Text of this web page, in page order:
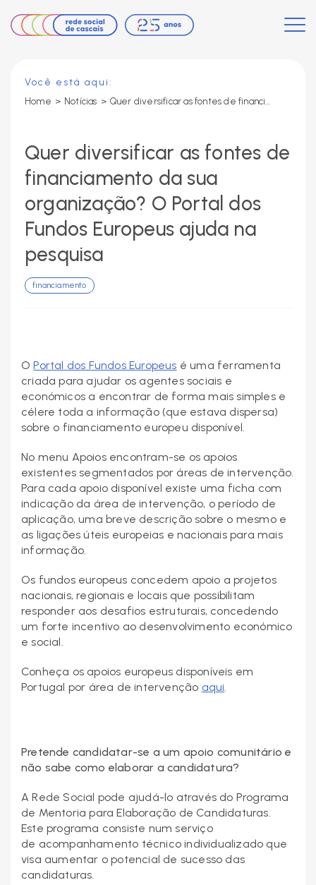
Você está aqui:
Home > Notícias > Quer diversificar as fontes de financiamento da sua organização? O Portal dos Fundos Europeus ajuda na pesquisa
Quer diversificar as fontes de
financiamento da sua
organização? O Portal dos
Fundos Europeus ajuda na
pesquisa
financiamento
OPortal dos Fundos Europeus é uma ferramenta
criada para ajudar os agentes sociais e
económicos a encontrar de forma mais simples e
célere toda a informação (que estava dispersa)
sobre o financiamento europeu disponível.
No menu Apoios encontram-se os apoios
existentes segmentados por áreas de intervenção.
Para cada apoio disponível existe uma ficha com
indicação da área de intervenção, o período de
aplicação, uma breve descrição sobre o mesmo e
as ligações úteis europeias e nacionais para mais
informação.
Os fundos europeus concedem apoio a projetos
nacionais, regionais e locais que possibilitam
responder aos desafios estruturais, concedendo
um forte incentivo ao desenvolvimento económico
e social.
Conheça os apoios europeus disponíveis em
Portugal por área de intervenção aqui.
Pretende candidatar-se a um apoio comunitário e
não sabe como elaborar a candidatura?
A Rede Social pode ajudá-lo através do Programa
de Mentoria para Elaboração de Candidaturas.
Este programa consiste num serviço
de acompanhamento técnico individualizado que
visa aumentar o potencial de sucesso das
candidaturas.